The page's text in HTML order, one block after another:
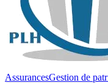
AssurancesGestion de